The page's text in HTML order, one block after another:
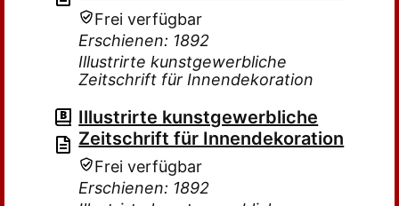
Frei verfügbar
Erschienen: 1892
Illustrirte kunstgewerbliche
Zeitschrift für Innendekoration
Illustrirte kunstgewerbliche
Zeitschrift für Innendekoration
Frei verfügbar
Erschienen: 1892